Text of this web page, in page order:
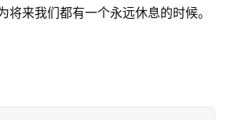
将来我们都有一个永远休息的时候。